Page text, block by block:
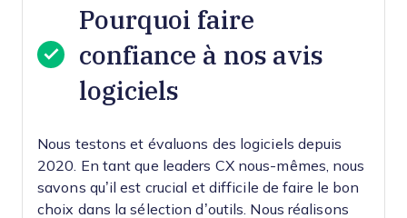
Pourquoi faire
confiance à nos avis
logiciels
Nous testons et évaluons des logiciels depuis
2020. En tant que leaders CX nous-mêmes, nous
savons qu’il est crucial et difficile de faire le bon
choix dans la sélection d’outils. Nous réalisons